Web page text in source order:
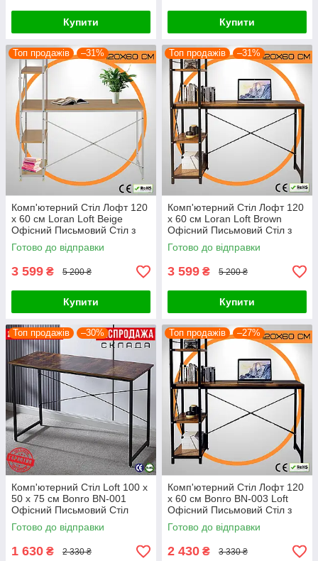
Купити Купити
Топ продажів –31%
Комп'ютерний Стіл Лофт 120
x 60 см Loran Loft Beige
Офісний Письмовий Стіл з
Боковими Полицями Білий
Польща
Готово до відправки
3 599 ₴ 5 200 ₴
Купити
Топ продажів –31%
Комп'ютерний Стіл Лофт 120
x 60 см Loran Loft Brown
Офісний Письмовий Стіл з
Боковими Полицями
Бежевий - Чорний Польща
Готово до відправки
3 599 ₴ 5 200 ₴
Купити
Топ продажів –30%
Комп'ютерний Стіл Loft 100 x
50 х 75 см Bonro BN-001
Офісний Письмовий Стіл
Коричневий з Чорним ДСП
Готово до відправки
1 630 ₴ 2 330 ₴
Топ продажів –27%
Комп'ютерний Стіл Лофт 120
x 60 см Bonro BN-003 Loft
Офісний Письмовий Стіл з
Боковими Полицями Темно -
Коричневий
Готово до відправки
2 430 ₴ 3 330 ₴